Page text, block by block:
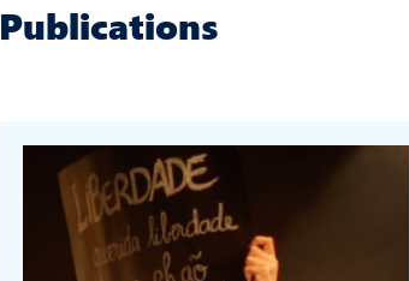
Publications